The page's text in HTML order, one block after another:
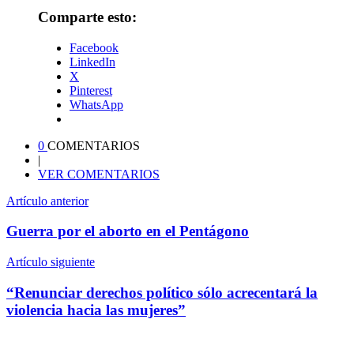
Comparte esto:
Facebook
LinkedIn
X
Pinterest
WhatsApp
0 COMENTARIOS
|
VER COMENTARIOS
Artículo anterior
Guerra por el aborto en el Pentágono
Artículo siguiente
“Renunciar derechos político sólo acrecentará la
violencia hacia las mujeres”